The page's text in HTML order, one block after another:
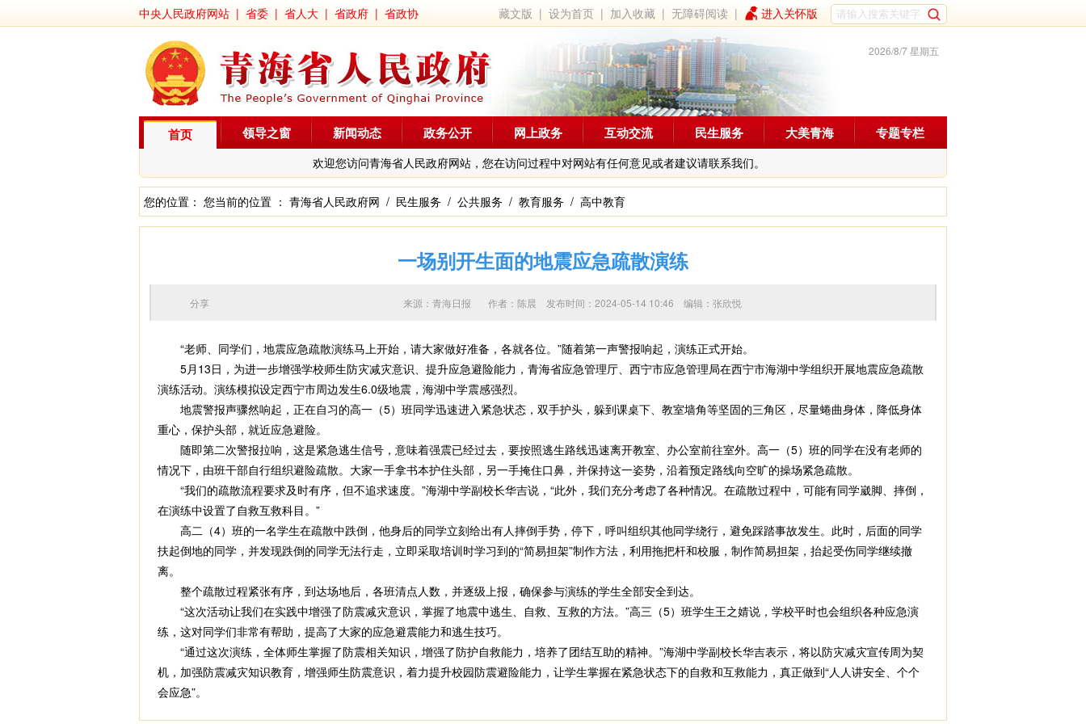
中央人民政府网站 | 省委 | 省人大 | 省政府 | 省政协 藏文版 |设为首页 | 加入收藏 |无障碍阅读 | 进入关怀版
2026/8/7 星期五
首页
欢迎您访问青海省人民政府网站，您在访问过程中对网站有任何意见或者建议请联系我们。
领导之窗 新闻动态 政务公开 网上政务 互动交流 民生服务 大美青海 专题专栏
您的位置： 您当前的位置 ： 青海省人民政府网 / 民生服务 / 公共服务 / 教育服务 / 高中教育
一场别开生面的地震应急疏散演练
来源：青海日报 作者： 陈晨 发布时间：2024-05-14 10:46 编辑：张欣悦
分享
“老师、同学们，地震应急疏散演练马上开始，请大家做好准备，各就各位。”随着第一声警报响起，演练正式开始。
5月13日，为进一步增强学校师生防灾减灾意识、提升应急避险能力，青海省应急管理厅、西宁市应急管理局在西宁市海湖中学组织开展地震应急疏散
演练活动。演练模拟设定西宁市周边发生6.0级地震，海湖中学震感强烈。
地震警报声骤然响起，正在自习的高一（5）班同学迅速进入紧急状态，双手护头，躲到课桌下、教室墙角等坚固的三角区，尽量蜷曲身体，降低身体
重心，保护头部，就近应急避险。
随即第二次警报拉响，这是紧急逃生信号，意味着强震已经过去，要按照逃生路线迅速离开教室、办公室前往室外。高一（5）班的同学在没有老师的
情况下，由班干部自行组织避险疏散。大家一手拿书本护住头部，另一手掩住口鼻，并保持这一姿势，沿着预定路线向空旷的操场紧急疏散。
“我们的疏散流程要求及时有序，但不追求速度。”海湖中学副校长华吉说，“此外，我们充分考虑了各种情况。在疏散过程中，可能有同学崴脚、摔倒，
在演练中设置了自救互救科目。”
高二（4）班的一名学生在疏散中跌倒，他身后的同学立刻给出有人摔倒手势，停下，呼叫组织其他同学绕行，避免踩踏事故发生。此时，后面的同学
扶起倒地的同学，并发现跌倒的同学无法行走，立即采取培训时学习到的“简易担架”制作方法，利用拖把杆和校服，制作简易担架，抬起受伤同学继续撤
离。
整个疏散过程紧张有序，到达场地后，各班清点人数，并逐级上报，确保参与演练的学生全部安全到达。
“这次活动让我们在实践中增强了防震减灾意识，掌握了地震中逃生、自救、互救的方法。”高三（5）班学生王之婧说，学校平时也会组织各种应急演
练，这对同学们非常有帮助，提高了大家的应急避震能力和逃生技巧。
“通过这次演练，全体师生掌握了防震相关知识，增强了防护自救能力，培养了团结互助的精神。”海湖中学副校长华吉表示，将以防灾减灾宣传周为契
机，加强防震减灾知识教育，增强师生防震意识，着力提升校园防震避险能力，让学生掌握在紧急状态下的自救和互救能力，真正做到“人人讲安全、个个
会应急”。